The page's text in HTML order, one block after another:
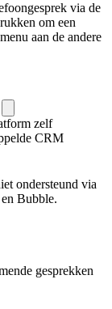
via de
om een
aan de andere
zelf
CRM
ondersteund via
Bubble.
gesprekken